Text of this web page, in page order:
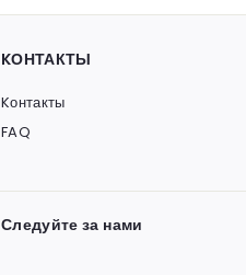
KОНТАКТЫ
Kонтакты
FAQ
Следуйте за нами